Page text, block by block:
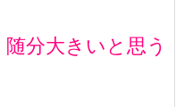
分大きいと思う